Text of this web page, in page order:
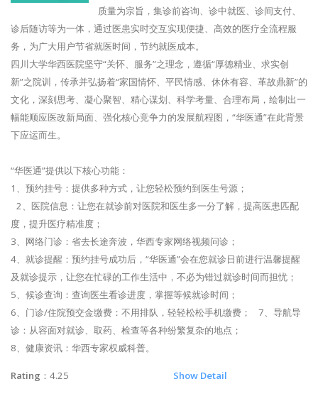
质量为宗旨，集诊前咨询、诊中就医、诊间支付、
诊后随访等为一体，通过医患实时交互实现便捷、高效的医疗全流程服
务，为广大用户节省就医时间，节约就医成本。
四川大学华西医院坚守“关怀、服务”之理念，遵循“厚德精业、求实创
新”之院训，传承并弘扬着“家国情怀、平民情感、休休有容、革故鼎新”的
文化，深刻思考、凝心聚智、精心谋划、科学考量、合理布局，绘制出一
幅能顺应医改新局面、强化核心竞争力的发展航程图，“华医通”在此背景
下应运而生。
“华医通”提供以下核心功能：
1、预约挂号：提供多种方式，让您轻松预约到医生号源；
2、医院信息：让您在就诊前对医院和医生多一分了解，提高医患匹配
度，提升医疗精准度；
3、网络门诊：省去长途奔波，华西专家网络视频问诊；
4、就诊提醒：预约挂号成功后，“华医通”会在您就诊日前进行温馨提醒
及就诊提示，让您在忙碌的工作生活中，不必为错过就诊时间而担忧；
5、候诊查询：查询医生看诊进度，掌握等候就诊时间；
6、门诊/住院预交金缴费：不用排队，轻轻松松手机缴费； 7、导航导
诊：从容面对就诊、取药、检查等各种纷繁复杂的地点；
8、健康资讯：华西专家权威科普。
Rating ：4.25 Show Detail